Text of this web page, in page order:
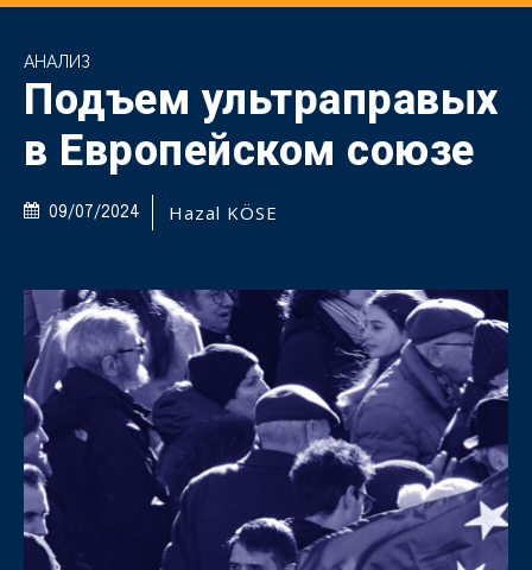
АНАЛИЗ
Подъем ультраправых
в Европейском союзе
09/07/2024 Hazal KÖSE